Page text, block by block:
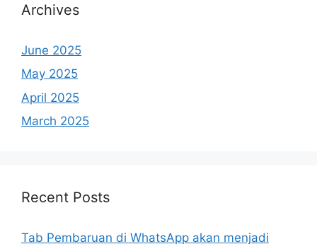
Archives
June 2025
May 2025
April 2025
March 2025
Recent Posts
Tab Pembaruan di WhatsApp akan menjadi